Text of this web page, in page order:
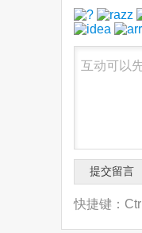
快捷键：